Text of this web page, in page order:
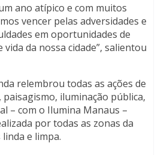
ano atípico e com muitos
vencer pelas adversidades e
em oportunidades de
da nossa cidade”, salientou
relembrou todas as ações de
iluminação pública,
– com o Ilumina Manaus –
por todas as zonas da
e limpa.